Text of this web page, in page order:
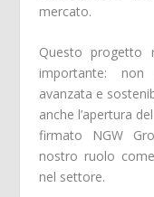
mercato.
Questo progetto
importante:
avanzata e
anche l’apertura
firmato NGW
nostro ruolo
nel settore.